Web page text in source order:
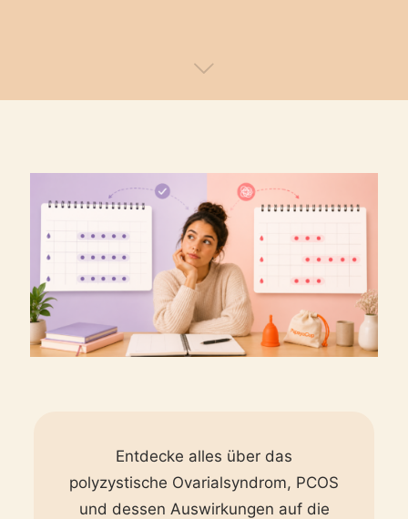
Entdecke alles über das
polyzystische Ovarialsyndrom, PCOS
und dessen Auswirkungen auf die